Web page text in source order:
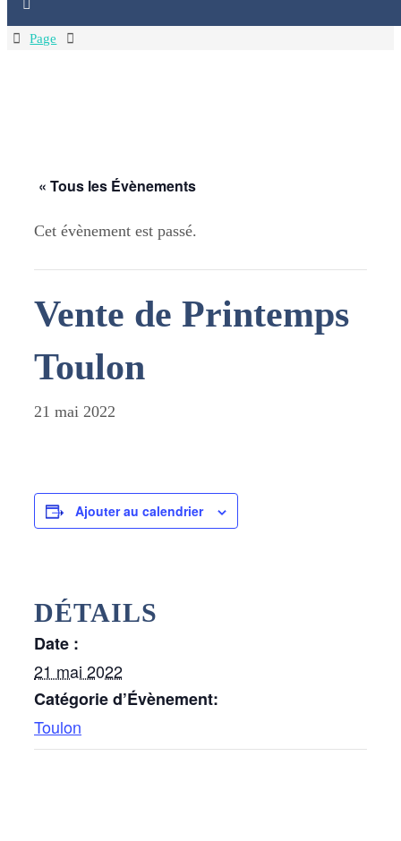
HomePage
« Tous les Évènements
Cet évènement est passé.
Vente de Printemps
Toulon
21 mai 2022
Ajouter au calendrier
DÉTAILS
Date :
21 mai 2022
Catégorie d’Évènement:
Toulon